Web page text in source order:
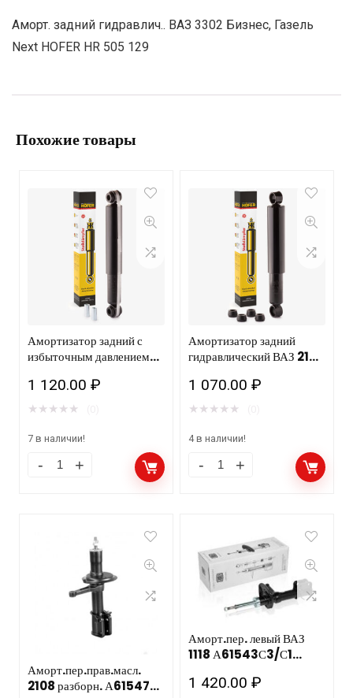
Аморт. задний гидравлич.. ВАЗ 3302 Бизнес, Газель
Next HOFER HR 505 129
Похожие товары
Амортизатор задний с
избыточным давлением
505 110/10шт
1 120.00₽
★ ★ ★ ★ ★
7 в наличии!
Амортизатор задний
гидравлический ВАЗ 2121
109/10шт
1 070.00₽
★ ★ ★ ★ ★
4 в наличии!
Аморт.пер.прав.масл.
2108 разборн. А61547С1
Аморт.пер. левый ВАЗ
1118 А61543С3/С1
1 420.00₽